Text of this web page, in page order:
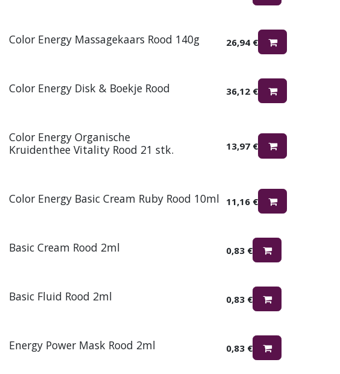
Color Energy Massagekaars Rood 140g 26,94 €
Color Energy Disk & Boekje Rood 36,12 €
Color Energy Organische
Kruidenthee Vitality Rood 21 stk.
13,97 €
Color Energy Basic Cream Ruby Rood 10ml 11,16 €
Basic Cream Rood 2ml 0,83 €
Basic Fluid Rood 2ml 0,83 €
Energy Power Mask Rood 2ml 0,83 €